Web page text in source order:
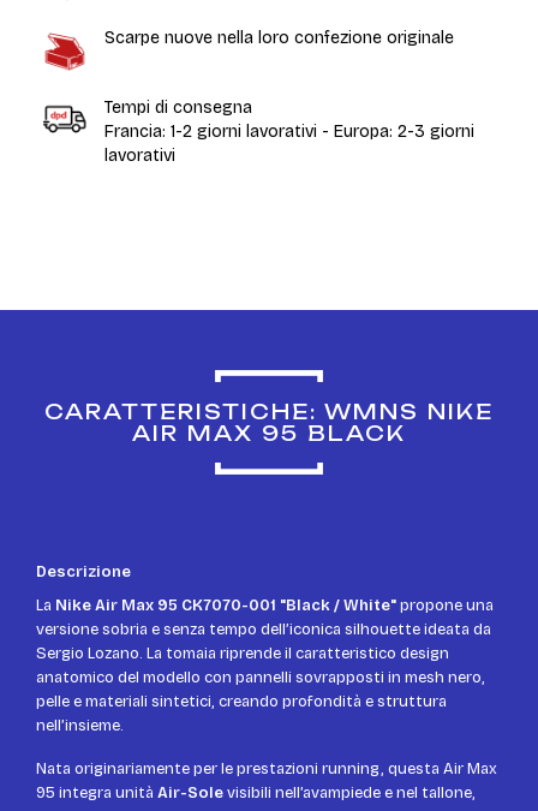
Scarpe nuove nella loro confezione originale
Tempi di consegna
Francia: 1-2 giorni lavorativi - Europa: 2-3 giorni
lavorativi
CARATTERISTICHE: WMNS NIKE
AIR MAX 95 BLACK
Descrizione
La Nike Air Max 95 CK7070-001 "Black / White"propone una
versione sobria e senza tempo dell’iconica silhouette ideata da
Sergio Lozano. La tomaia riprende il caratteristico design
anatomico del modello con pannelli sovrapposti in mesh nero,
pelle e materiali sintetici, creando profondità e struttura
nell’insieme.
Nata originariamente per le prestazioni running, questa Air Max
95 integra unità Air-Solevisibili nell’avampiede e nel tallone,